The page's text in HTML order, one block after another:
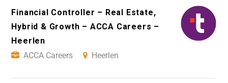
Financial Controller – Real Estate,
Hybrid & Growth – ACCA Careers –
Heerlen
ACCA Careers
Heerlen